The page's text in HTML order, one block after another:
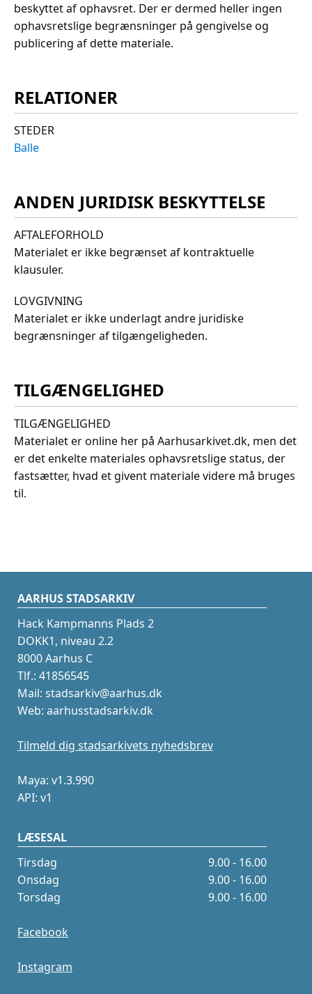
beskyttet af ophavsret. Der er dermed heller ingen
ophavsretslige begrænsninger på gengivelse og
publicering af dette materiale.
RELATIONER
STEDER
Balle
ANDEN JURIDISK BESKYTTELSE
AFTALEFORHOLD
Materialet er ikke begrænset af kontraktuelle
klausuler.
LOVGIVNING
Materialet er ikke underlagt andre juridiske
begrænsninger af tilgængeligheden.
TILGÆNGELIGHED
TILGÆNGELIGHED
Materialet er online her på Aarhusarkivet.dk, men det
er det enkelte materiales ophavsretslige status, der
fastsætter, hvad et givent materiale videre må bruges
til.
AARHUS STADSARKIV
Hack Kampmanns Plads 2
DOKK1, niveau 2.2
8000 Aarhus C
Tlf.: 41856545
Mail: stadsarkiv@aarhus.dk
Web: aarhusstadsarkiv.dk
Tilmeld dig stadsarkivets nyhedsbrev
Maya: v1.3.990
API: v1
LÆSESAL
Tirsdag
9.00 - 16.00
Onsdag
9.00 - 16.00
Torsdag
9.00 - 16.00
Facebook
Instagram